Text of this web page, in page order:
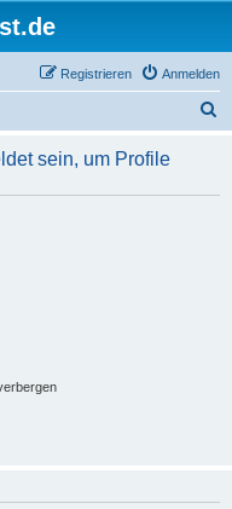
Anmelden
Registrieren
h
sein, um Profile